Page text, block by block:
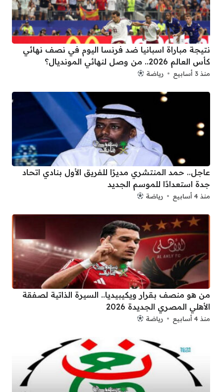
نتيجة مباراة اسبانيا ضد فرنسا اليوم في نصف نهائي
كأس العالم 2026.. من وصل لنهائي المونديال؟
منذ 3 أسابيع رياضة
عاجل.. حمد المنتشري مديرًا للفريق الأول بنادي اتحاد
جدة استعدادًا للموسم الجديد
منذ 4 أسابيع رياضة
من هو منصف بقرار ويكيبيديا.. السيرة الذاتية لصفقة
الأهلي المصري الجديدة 2026
منذ 4 أسابيع رياضة